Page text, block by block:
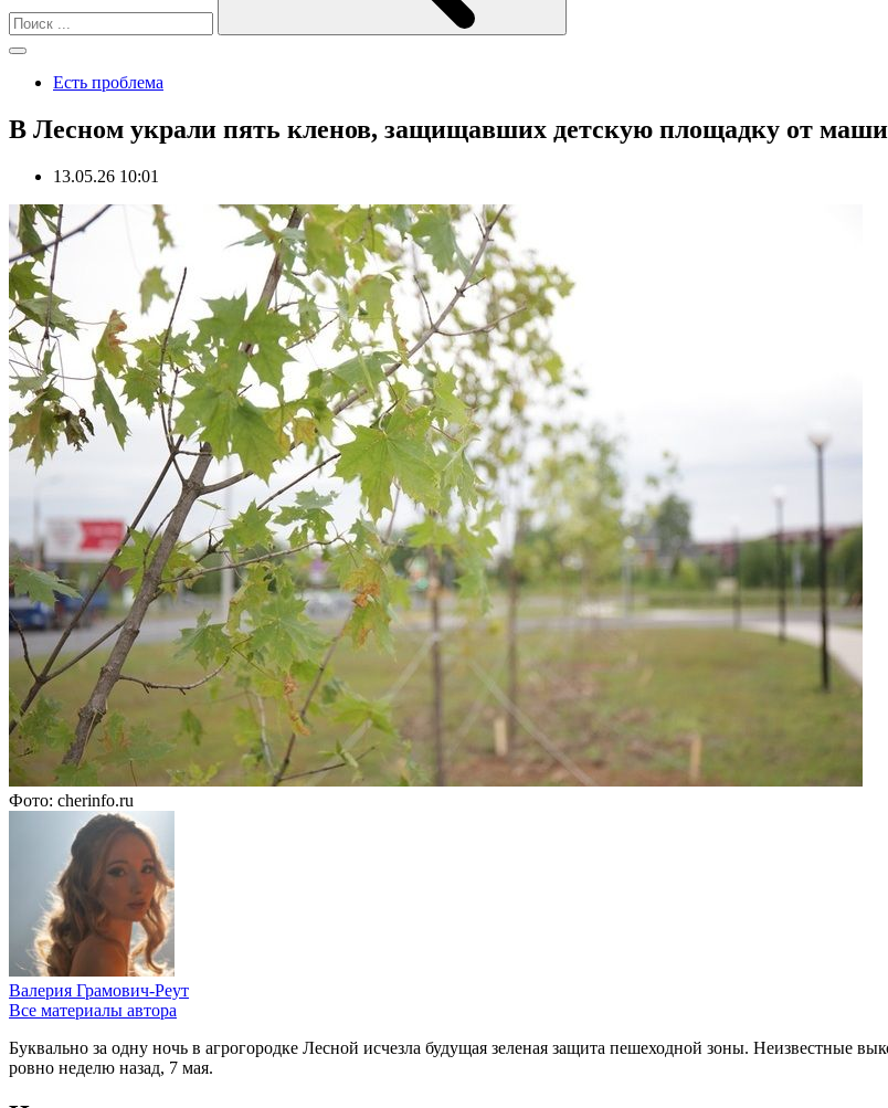
Есть проблема
В Лесном украли пять кленов, защищавших детскую площадку от
13.05.26 10:01
Фото: cherinfo.ru
Валерия Грамович-Реут
Все материалы автора
Буквально за одну ночь в агрогородке Лесной исчезла будущая зеленая защита пешеходной зоны. Неизвестные
ровно неделю назад, 7 мая.